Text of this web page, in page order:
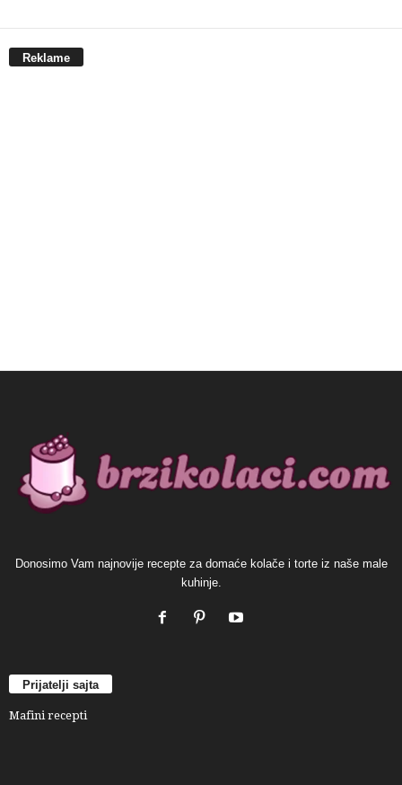
Reklame
Donosimo Vam najnovije recepte za domaće kolače i torte iz naše male
kuhinje.
Prijatelji sajta
Mafini recepti